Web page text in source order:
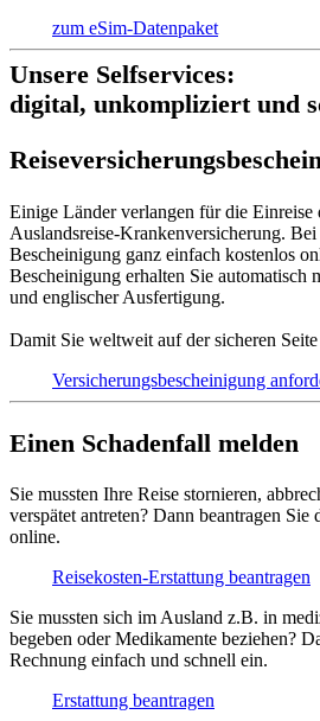
zum eSim-Datenpaket
Unsere Selfservices:
digital, unkompliziert und
Einige Länder verlangen für die Einreise
Auslandsreise-Krankenversicherung.
Bescheinigung ganz einfach kostenlos
Bescheinigung erhalten Sie automatisch
und englischer Ausfertigung.
Damit Sie weltweit auf der sicheren
Versicherungs­bescheinigung
Einen Schadenfall melden
Sie mussten Ihre Reise stornieren,
verspätet antreten? Dann beantragen
online.
Reisekosten-Erstattung beantragen
Sie mussten sich im Ausland z.B. in
begeben oder Medikamente beziehen?
Rechnung einfach und schnell ein.
Erstattung beantragen